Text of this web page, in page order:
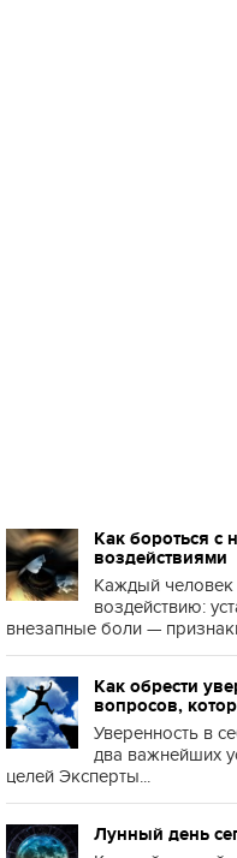
Как бороться с
воздействиями
Каждый человек
воздействию:
внезапные боли —
Как обрести
вопросов,
Уверенность в
два важнейших
целей Эксперты...
Лунный день